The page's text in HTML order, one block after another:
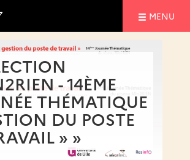
MENU
- 14ÈME
THÉMATIQUE
DU POSTE
» »